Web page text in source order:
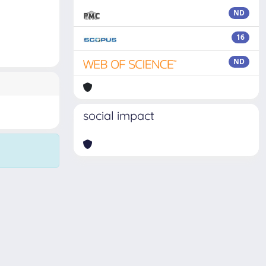
ND
16
ND
social impact